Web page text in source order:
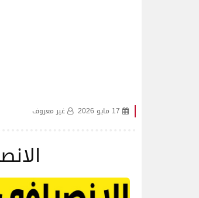
17 مايو 2026 غير معروف